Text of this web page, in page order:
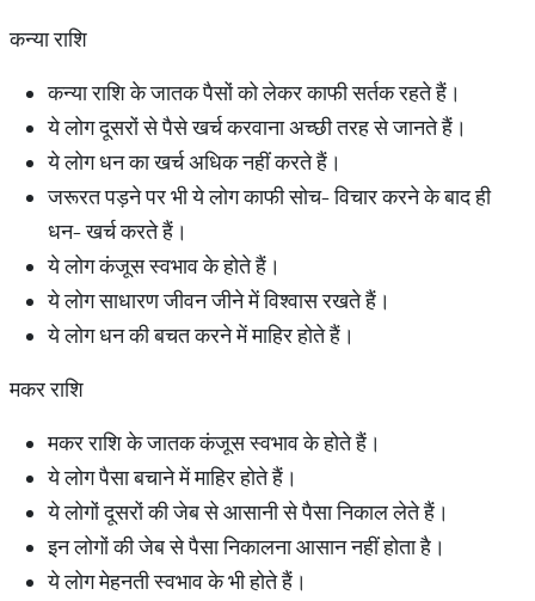
कन्या राशि
कन्या राशि के जातक पैसों को लेकर काफी सर्तक रहते हैं।
ये लोग दूसरों से पैसे खर्च करवाना अच्छी तरह से जानते हैं।
ये लोग धन का खर्च अधिक नहीं करते हैं।
जरूरत पड़ने पर भी ये लोग काफी सोच- विचार करने के बाद ही
धन- खर्च करते हैं।
ये लोग कंजूस स्वभाव के होते हैं।
ये लोग साधारण जीवन जीने में विश्वास रखते हैं।
ये लोग धन की बचत करने में माहिर होते हैं।
मकर राशि
मकर राशि के जातक कंजूस स्वभाव के होते हैं।
ये लोग पैसा बचाने में माहिर होते हैं।
ये लोगों दूसरों की जेब से आसानी से पैसा निकाल लेते हैं।
इन लोगों की जेब से पैसा निकालना आसान नहीं होता है।
ये लोग मेहनती स्वभाव के भी होते हैं।